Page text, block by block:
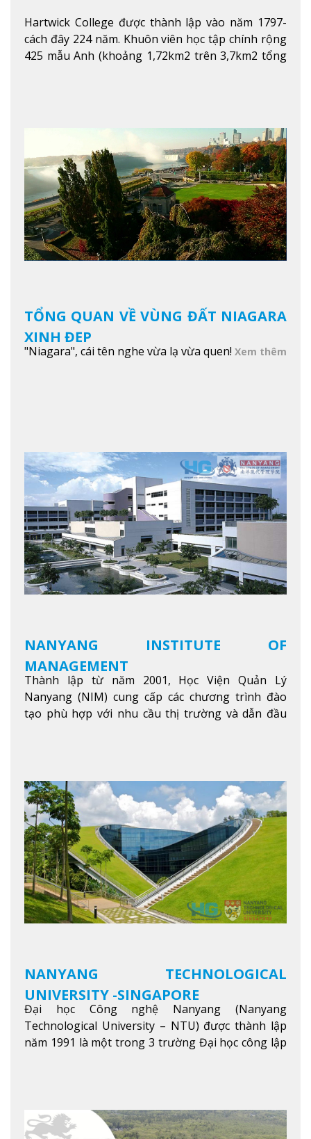
Hartwick College được thành lập vào năm 1797-
cách đây 224 năm. Khuôn viên học tập chính rộng
425 mẫu Anh (khoảng 1,72km2 trên 3,7km2 tổng
TỔNG QUAN VỀ VÙNG ĐẤT NIAGARA
XINH ĐẸP
"Niagara", cái tên nghe vừa lạ vừa quen! Xem thêm
NANYANG INSTITUTE OF
MANAGEMENT
Thành lập từ năm 2001, Học Viện Quản Lý
Nanyang (NIM) cung cấp các chương trình đào
tạo phù hợp với nhu cầu thị trường và dẫn đầu
học tập và nghiên cứu chất lượng nhằm nâng cao
kỹ năng, kiến thức và năng lực của sinh viên và các
đối tác của trườngXem thêm
NANYANG TECHNOLOGICAL
UNIVERSITY -SINGAPORE
Đại học Công nghệ Nanyang (Nanyang
Technological University – NTU) được thành lập
năm 1991 là một trong 3 trường Đại học công lập
Khoa học máy tính…Trường cũng được bình chọn
là một trong những ngôi trường đáng học nhất